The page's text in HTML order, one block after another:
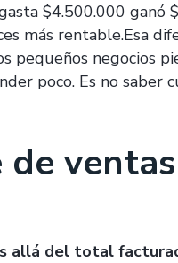
$4.500.000 ganó
más rentable.Esa
pequeños negocios
poco. Es no saber
allá del total